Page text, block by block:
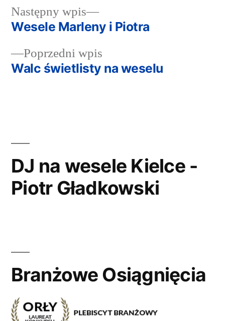
Nawigacja
wpisu
Poprzedni wpis
wpis:
Walc świetlisty na weselu
Następny wpis
Następny
wpis:
Wesele Marleny i Piotra
DJ na wesele Kielce -
Piotr Gładkowski
Branżowe Osiągnięcia